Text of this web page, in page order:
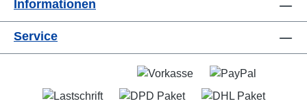
Informationen
Service